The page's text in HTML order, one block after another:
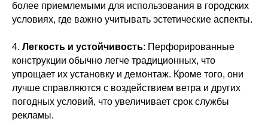
более приемлемыми для использования в городских
условиях, где важно учитывать эстетические аспекты.
4. Легкость и устойчивость: Перфорированные
конструкции обычно легче традиционных, что
упрощает их установку и демонтаж. Кроме того, они
лучше справляются с воздействием ветра и других
погодных условий, что увеличивает срок службы
рекламы.